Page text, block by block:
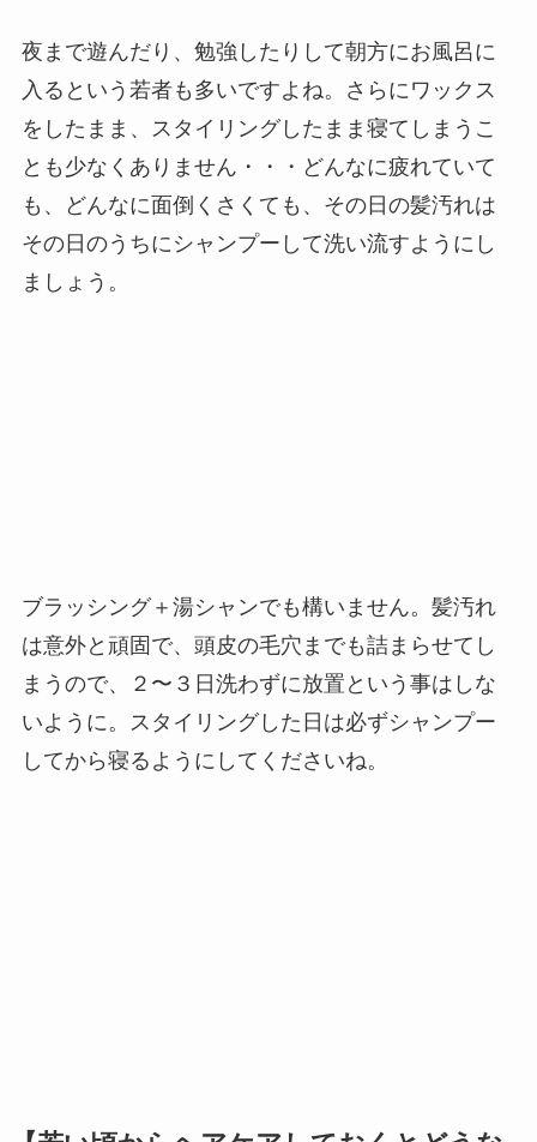
夜まで遊んだり、勉強したりして朝方にお風呂に
入るという若者も多いですよね。さらにワックス
をしたまま、スタイリングしたまま寝てしまうこ
とも少なくありません・・・どんなに疲れていて
も、どんなに面倒くさくても、その日の髪汚れは
その日のうちにシャンプーして洗い流すようにし
ましょう。
ブラッシング＋湯シャンでも構いません。髪汚れ
は意外と頑固で、頭皮の毛穴までも詰まらせてし
まうので、２〜３日洗わずに放置という事はしな
いように。スタイリングした日は必ずシャンプー
してから寝るようにしてくださいね。